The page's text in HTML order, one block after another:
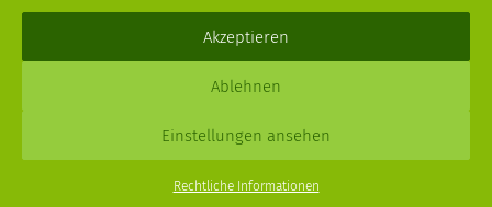
Akzeptieren
Ablehnen
Einstellungen ansehen
Rechtliche Informationen
Menu
XPDT : Marken & Kommunikation